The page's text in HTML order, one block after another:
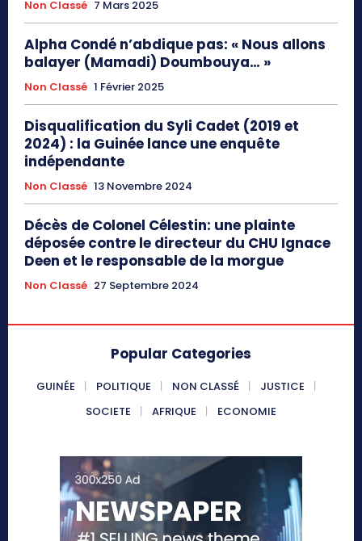
Non Classé 7 Mars 2025
Alpha Condé n’abdique pas: « Nous allons
balayer (Mamadi) Doumbouya… »
Non Classé 1 Février 2025
Disqualification du Syli Cadet (2019 et
2024) : la Guinée lance une enquête
indépendante
Non Classé 13 Novembre 2024
Décès de Colonel Célestin: une plainte
déposée contre le directeur du CHU Ignace
Deen et le responsable de la morgue
Non Classé 27 Septembre 2024
Popular Categories
GUINÉE POLITIQUE NON CLASSÉ
JUSTICE
SOCIETE
AFRIQUE ECONOMIE